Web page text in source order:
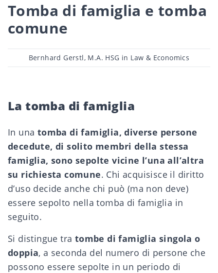
Tomba di famiglia e tomba
comune
Post
author
Bernhard Gerstl, M.A. HSG in Law & Economics
La tomba di famiglia
In una tomba di famiglia, diverse persone
decedute, di solito membri della stessa
famiglia, sono sepolte vicine l’una all’altra
su richiesta comune. Chi acquisisce il diritto
d’uso decide anche chi può (ma non deve)
essere sepolto nella tomba di famiglia in
seguito.
Si distingue tra tombe di famiglia singola o
doppia, a seconda del numero di persone che
possono essere sepolte in un periodo di